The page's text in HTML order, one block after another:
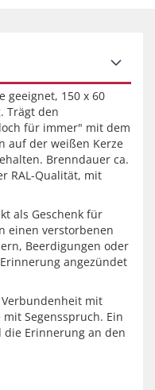
geeignet, 150 x 60
Trägt den
für immer" mit dem
auf der weißen Kerze
Brenndauer ca.
RAL-Qualität, mit
als Geschenk für
einen verstorbenen
Beerdigungen oder
angezündet
mit
Segensspruch. Ein
die Erinnerung an den